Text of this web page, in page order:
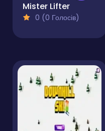
Mister Lifter
0 (0 Голосів)